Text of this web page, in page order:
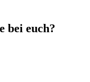
bei euch?